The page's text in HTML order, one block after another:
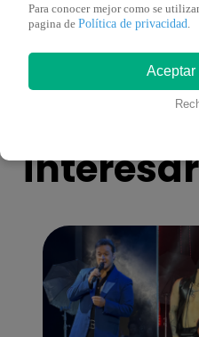
interesar
Para conocer mejor como se
pagina de Política de privacidad